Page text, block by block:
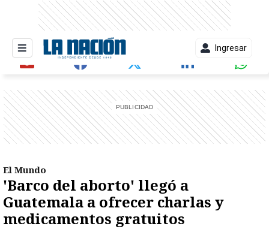
Ingresar
El Mundo
'Barco del aborto' llegó a
Guatemala a ofrecer charlas y
medicamentos gratuitos